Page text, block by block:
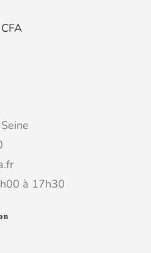
à 17h30